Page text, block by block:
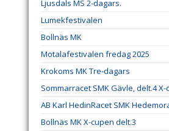
Ljusdals MS 2-dagars.
Lumekfestivalen
Bollnäs MK
Motalafestivalen fredag 2025
Krokoms MK Tre-dagars
Sommarracet SMK Gävle, delt.4 X-
AB Karl HedinRacet SMK
Bollnäs MK X-cupen delt.3